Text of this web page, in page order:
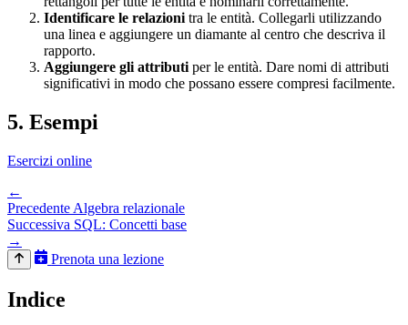
Identificare le relazioni tra le entità. Collegarli utilizzando
una linea e aggiungere un diamante al centro che descriva il
rapporto.
Aggiungere gli attributi per le entità. Dare nomi di attributi
significativi in modo che possano essere compresi facilmente.
5. Esempi
Esercizi online
←
Precedente Algebra relazionale
Successiva SQL: Concetti base
→
Prenota una lezione
Indice